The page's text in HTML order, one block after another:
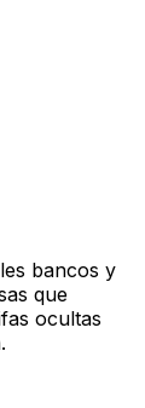
bancos y
que
ocultas